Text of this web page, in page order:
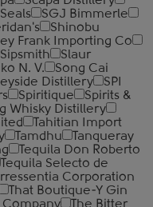
SGJ Bimmerle
Shinobu
Frank Importing Co
Sipsmith
Slaur
N. V.
Song Cai
Distillery
SPI
Spiritique
Spirits &
Whisky Distillery
Tahitian Import
Tamdhu
Tanqueray
Tequila Don Roberto
Tequila Selecto de
Corporation
That Boutique-Y Gin